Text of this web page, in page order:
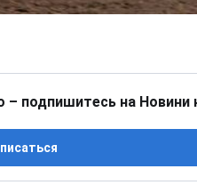
– подпишитесь на Новини